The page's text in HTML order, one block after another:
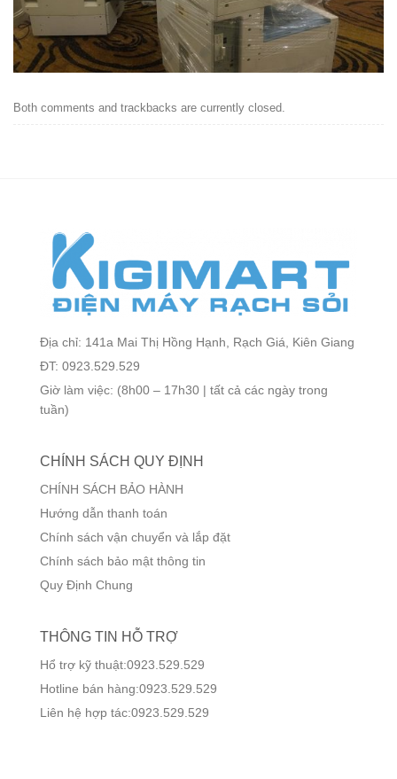
Both comments and trackbacks are currently closed.
Địa chỉ: 141a Mai Thị Hồng Hạnh, Rạch Giá, Kiên Giang
ĐT: 0923.529.529
Giờ làm việc: (8h00 – 17h30 | tất cả các ngày trong
tuần)
CHÍNH SÁCH QUY ĐỊNH
CHÍNH SÁCH BẢO HÀNH
Hướng dẫn thanh toán
Chính sách vận chuyển và lắp đặt
Chính sách bảo mật thông tin
Quy Định Chung
THÔNG TIN HỖ TRỢ
Hổ trợ kỹ thuật:0923.529.529
Hotline bán hàng:0923.529.529
Liên hệ hợp tác:0923.529.529